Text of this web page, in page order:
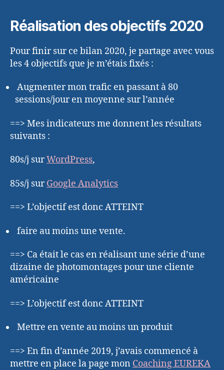
Réalisation des objectifs 2020
Pour finir sur ce bilan 2020, je partage avec vous
les 4 objectifs que je m’étais fixés :
Augmenter mon trafic en passant à 80
sessions/jour en moyenne sur l’année
==> Mes indicateurs me donnent les résultats
suivants :
80s/j surWordPress,
85s/j surGoogle Analytics
==> L’objectif est donc ATTEINT
faire au moins une vente.
==> Ca était le cas en réalisant une série d’une
dizaine de photomontages pour une cliente
américaine
==> L’objectif est donc ATTEINT
Mettre en vente au moins un produit
==> En fin d’année 2019, j’avais commencé à
mettre en place la page mon Coaching EUREKA